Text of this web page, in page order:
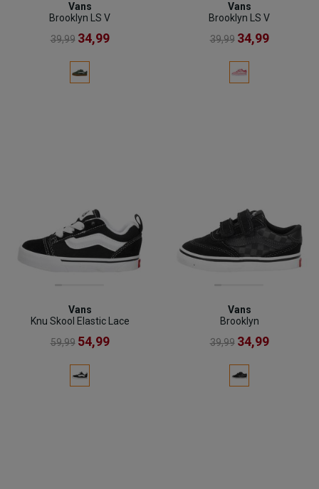
Vans
Brooklyn LS V
39,99 34,99
Vans
Brooklyn LS V
39,99 34,99
Vans
Knu Skool Elastic Lace
59,99 54,99
Vans
Brooklyn
39,99 34,99